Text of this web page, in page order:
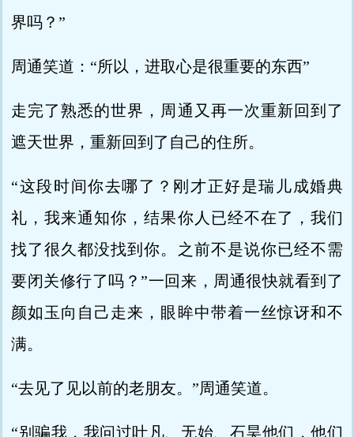
界吗？”
周通笑道：“所以，进取心是很重要的东西”
走完了熟悉的世界，周通又再一次重新回到了
遮天世界，重新回到了自己的住所。
“这段时间你去哪了？刚才正好是瑞儿成婚典
礼，我来通知你，结果你人已经不在了，我们
找了很久都没找到你。之前不是说你已经不需
要闭关修行了吗？”一回来，周通很快就看到了
颜如玉向自己走来，眼眸中带着一丝惊讶和不
满。
“去见了见以前的老朋友。”周通笑道。
“别骗我，我问过叶凡、无始、石昊他们，他们